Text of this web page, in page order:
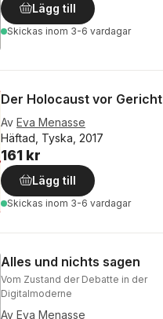
Lägg till
Skickas inom 3-6 vardagar
Der Holocaust vor Gericht
Av Eva Menasse
Häftad, Tyska, 2017
161 kr
Lägg till
Skickas inom 3-6 vardagar
Alles und nichts sagen
Vom Zustand der Debatte in der
Digitalmoderne
Av Eva Menasse